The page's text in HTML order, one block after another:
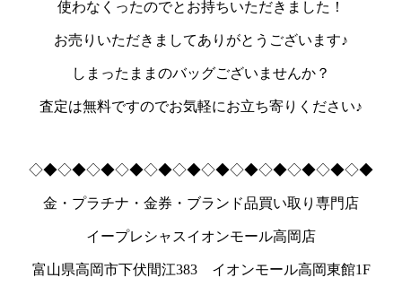
使わなくったのでとお持ちいただきました！
お売りいただきましてありがとうございます♪
しまったままのバッグございませんか？
査定は無料ですのでお気軽にお立ち寄りください♪
◇◆◇◆◇◆◇◆◇◆◇◆◇◆◇◆◇◆◇◆◇◆◇◆
金・プラチナ・金券・ブランド品買い取り専門店
イープレシャスイオンモール高岡店
富山県高岡市下伏間江383 イオンモール高岡東館1F